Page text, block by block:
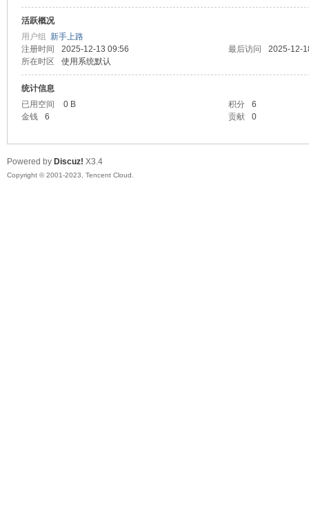
活跃概况
用户组 新手上路
注册时间
2025-12-13 09:56 最后访问
2025-12-
所在时区
使用系统默认
统计信息
已用空间
0 B 积分
6
金钱
6 贡献 0
Powered by Discuz! X3.4
Copyright © 2001-2023, Tencent Cloud.